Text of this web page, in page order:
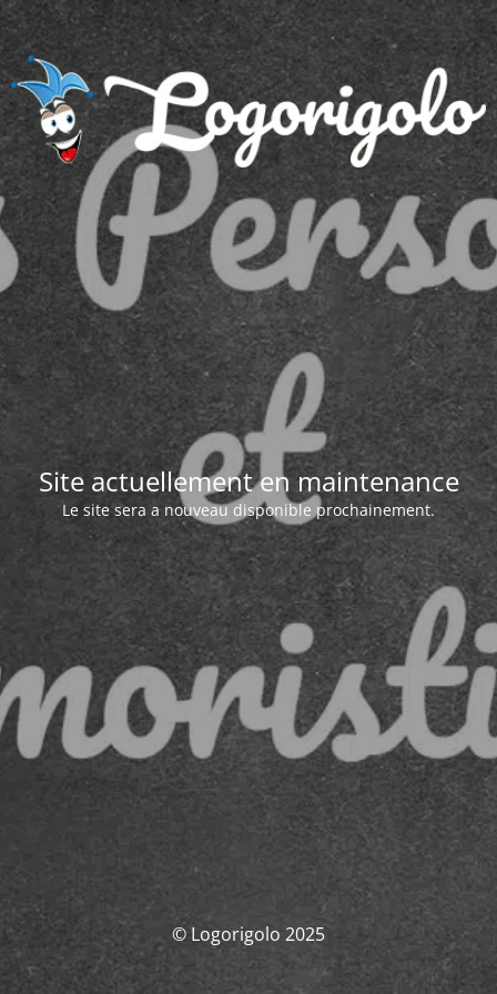
Site actuellement en maintenance
Le site sera a nouveau disponible prochainement.
© Logorigolo 2025